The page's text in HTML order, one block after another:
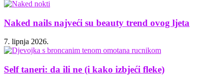
Naked nails najveći su beauty trend ovog ljeta
7. lipnja 2026.
Self taneri: da ili ne (i kako izbjeći fleke)